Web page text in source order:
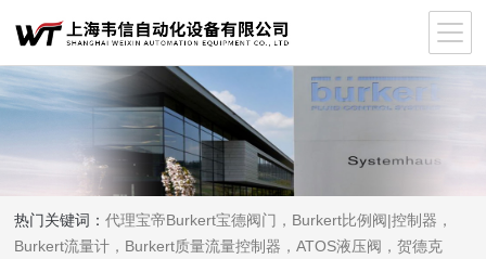
热门关键词：代理宝帝Burkert宝德阀门，Burkert比例阀|控制器，
Burkert流量计，Burkert质量流量控制器，ATOS液压阀，贺德克